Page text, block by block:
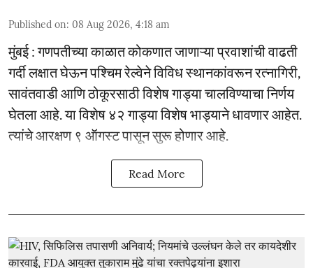
Published on: 08 Aug 2026, 4:18 am
मुंबई : गणपतीच्या काळात कोकणात जाणाऱ्या प्रवाशांची वाढती
गर्दी लक्षात घेऊन पश्चिम रेल्वेने विविध स्थानकांवरून रत्नागिरी,
सावंतवाडी आणि ठोकूरसाठी विशेष गाड्या चालविण्याचा निर्णय
घेतला आहे. या विशेष ४२ गाड्या विशेष भाड्याने धावणार आहेत.
त्यांचे आरक्षण ९ ऑगस्ट पासून सुरू होणार आहे.
Read More